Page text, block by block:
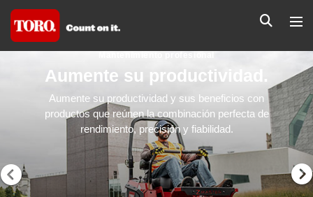
Aumente su productividad.
Aumente su productividad y sus beneficios con
productos que reúnen la combinación perfecta de
rendimiento, precisión y fiabilidad.